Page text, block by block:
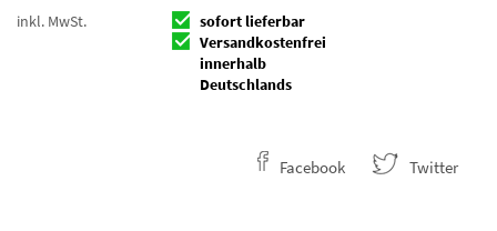
inkl. MwSt.
sofort lieferbar
Versandkostenfrei
innerhalb
Deutschlands
Facebook Twitter